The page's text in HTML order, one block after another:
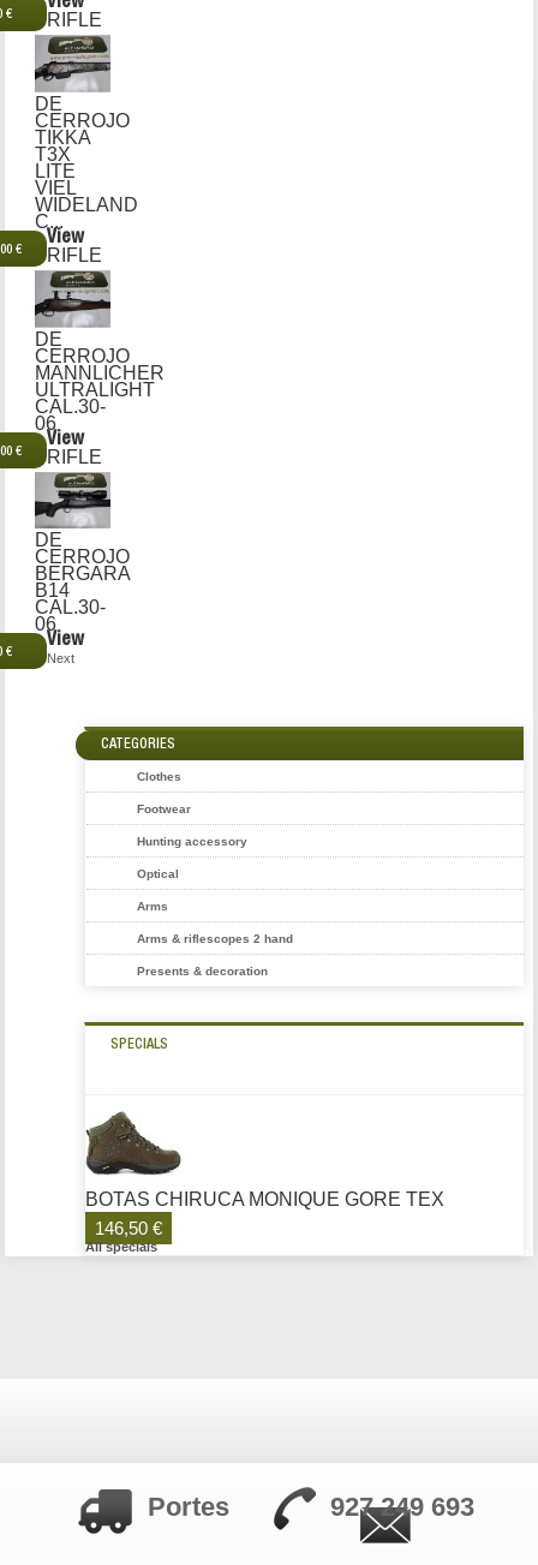
€ RIFLE
DE
CERROJO
TIKKA
T3X
LITE
VIEL
WIDELAND
C...
€
View
RIFLE
DE
CERROJO
MANNLICHER
ULTRALIGHT
CAL.30-
06
€
View
RIFLE
DE
CERROJO
BERGARA
B14
CAL.30-
06
€
View
Next
CATEGORIES
Clothes
Footwear
Hunting accessory
Optical
Arms
Arms & riflescopes 2 hand
Presents & decoration
SPECIALS
BOTAS CHIRUCA MONIQUE GORE TEX
146,50 €
All specials
Portes 927 249 693